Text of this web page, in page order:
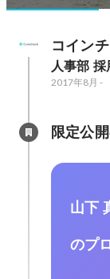
コイン
人事部 採
2017年8月 -
限定公
山下
のプ